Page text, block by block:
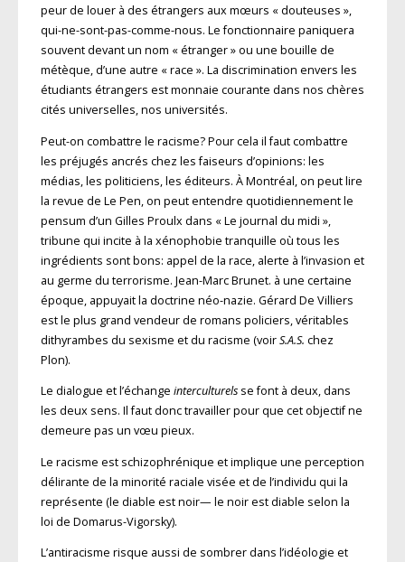
peur de louer à des étrangers aux mœurs « douteuses »,
qui-ne-sont-pas-comme-nous. Le fonctionnaire paniquera
souvent devant un nom « étranger » ou une bouille de
métèque, d’une autre « race ». La discrimination envers les
étudiants étrangers est monnaie courante dans nos chères
cités universelles, nos universités.
Peut-on combattre le racisme? Pour cela il faut combattre
les préjugés ancrés chez les faiseurs d’opinions: les
médias, les politiciens, les éditeurs. À Montréal, on peut lire
la revue de Le Pen, on peut entendre quotidiennement le
pensum d’un Gilles Proulx dans « Le journal du midi »,
tribune qui incite à la xénophobie tranquille où tous les
ingrédients sont bons: appel de la race, alerte à l’invasion et
au germe du terrorisme. Jean-Marc Brunet. à une certaine
époque, appuyait la doctrine néo-nazie. Gérard De Villiers
est le plus grand vendeur de romans policiers, véritables
dithyrambes du sexisme et du racisme (voirS.A.S. chez
Plon).
Le dialogue et l’échange interculturels se font à deux, dans
les deux sens. Il faut donc travailler pour que cet objectif ne
demeure pas un vœu pieux.
Le racisme est schizophrénique et implique une perception
délirante de la minorité raciale visée et de l’individu qui la
représente (le diable est noir— le noir est diable selon la
loi de Domarus-Vigorsky).
L’antiracisme risque aussi de sombrer dans l’idéologie et